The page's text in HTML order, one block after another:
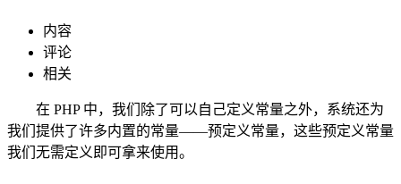
内容
评论
相关
在 PHP 中，我们除了可以自己定义常量之外，系统还为
我们提供了许多内置的常量——预定义常量，这些预定义常量
我们无需定义即可拿来使用。